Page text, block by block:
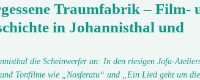
Traumfabrik – Film-
in Johannisthal und
die Scheinwerfer an: In den riesigen Jofa-
Tonfilme wie „Nosferatu“ und „Ein Lied geht um